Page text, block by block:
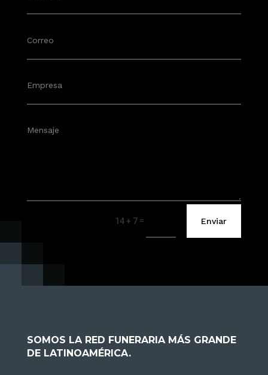
14 + 7 = Enviar
SOMOS LA RED FUNERARIA MÁS GRANDE
DE LATINOAMÉRICA.